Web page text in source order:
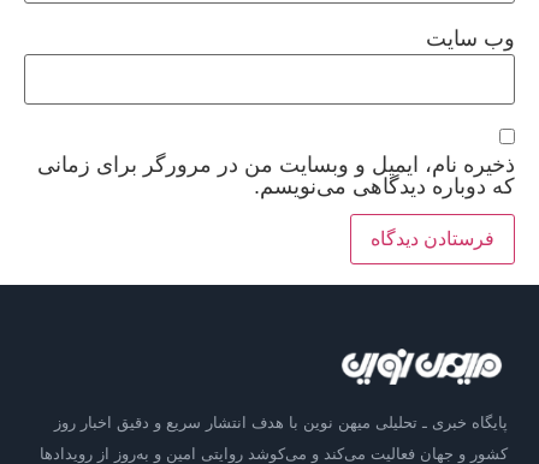
وب‌ سایت
ذخیره نام، ایمیل و وبسایت من در مرورگر برای زمانی
که دوباره دیدگاهی می‌نویسم.
پایگاه خبری ـ تحلیلی میهن نوین با هدف انتشار سریع و دقیق اخبار روز
کشور و جهان فعالیت می‌کند و می‌کوشد روایتی امین و به‌روز از رویدادها